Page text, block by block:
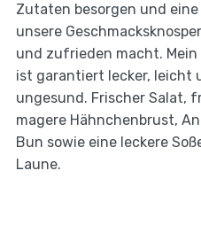
Zutaten besorgen und eine
unsere
und zufrieden macht.
ist garantiert lecker, leicht
ungesund. Frischer Salat,
magere Hähnchenbrust,
Bun sowie eine leckere
Laune.